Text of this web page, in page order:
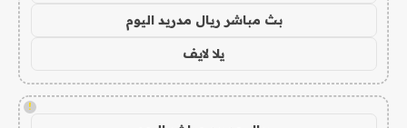
بث مباشر ريال مدريد اليوم
يلا لايف
!